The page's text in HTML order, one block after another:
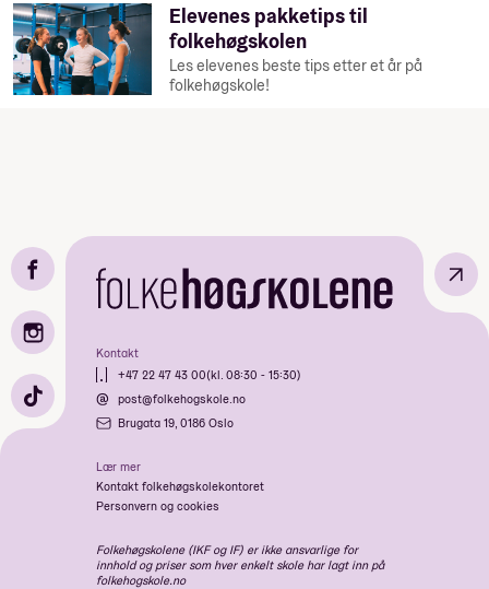
Elevenes pakketips til
folkehøgskolen
Les elevenes beste tips etter et år på
folkehøgskole!
Kontakt
+47 22 47 43 00(kl. 08:30 - 15:30)
post@folkehogskole.no
Brugata 19, 0186 Oslo
Lær mer
Kontakt folkehøgskolekontoret
Personvern og cookies
Folkehøgskolene (IKF og IF) er ikke ansvarlige for
innhold og priser som hver enkelt skole har lagt inn på
folkehogskole.no
↗